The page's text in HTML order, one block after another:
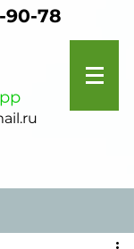
90-78